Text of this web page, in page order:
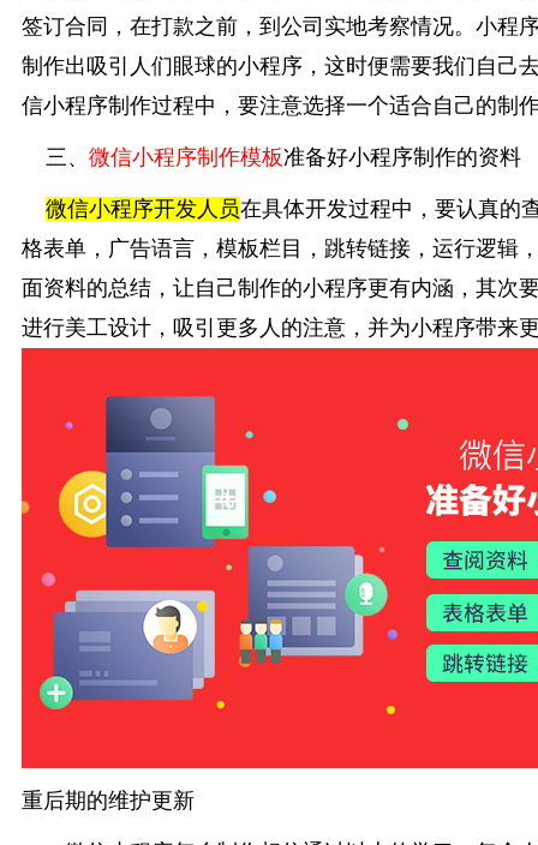
签订合同，在打款之前，到公司实地考察情况。小程
制作出吸引人们眼球的小程序，这时便需要我们自己
信小程序制作过程中，要注意选择一个适合自己的制
三、 微信小程序制作模板准备好小程序制作的资料
微信小程序开发人员在具体开发过程中，要认真的
格表单，广告语言，模板栏目，跳转链接，运行逻辑
面资料的总结，让自己制作的小程序更有内涵，其次
进行美工设计，吸引更多人的注意，并为小程序带来
重后期的维护更新